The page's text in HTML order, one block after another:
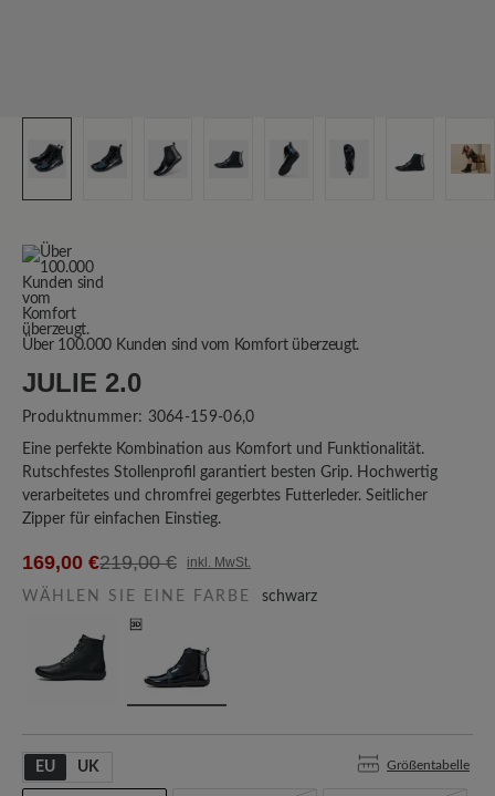
Über 100.000 Kunden sind vom Komfort überzeugt.
JULIE 2.0
Produktnummer: 3064-159-06,0
Eine perfekte Kombination aus Komfort und Funktionalität.
Rutschfestes Stollenprofil garantiert besten Grip. Hochwertig
verarbeitetes und chromfrei gegerbtes Futterleder. Seitlicher
Zipper für einfachen Einstieg.
169,00 €219,00 € inkl. MwSt.
WÄHLEN SIE EINE FARBE schwarz
EU UK Größentabelle